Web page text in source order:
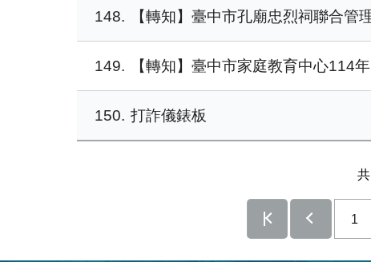
148 【轉知】臺中市孔廟忠烈祠聯合
149 【轉知】臺中市家庭教育中心114
150 打詐儀錶板
共
1